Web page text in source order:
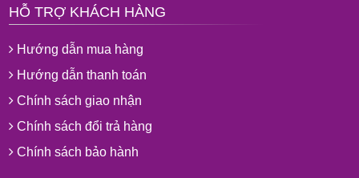
HỖ TRỢ KHÁCH HÀNG
Hướng dẫn mua hàng
Hướng dẫn thanh toán
Chính sách giao nhận
Chính sách đổi trả hàng
Chính sách bảo hành